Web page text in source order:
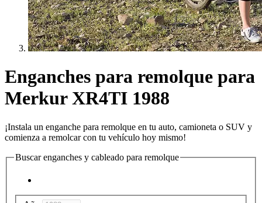
Enganches para remolque para
Merkur XR4TI 1988
¡Instala un enganche para remolque en tu auto, camioneta o SUV y
comienza a remolcar con tu vehículo hoy mismo!
Buscar enganches y cableado para remolque